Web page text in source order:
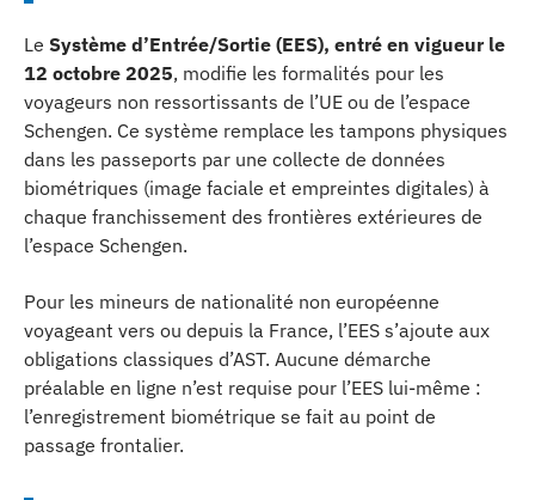
Le Système d’Entrée/Sortie (EES), entré en vigueur le
12 octobre 2025, modifie les formalités pour les
voyageurs non ressortissants de l’UE ou de l’espace
Schengen. Ce système remplace les tampons physiques
dans les passeports par une collecte de données
biométriques (image faciale et empreintes digitales) à
chaque franchissement des frontières extérieures de
l’espace Schengen.
Pour les mineurs de nationalité non européenne
voyageant vers ou depuis la France, l’EES s’ajoute aux
obligations classiques d’AST. Aucune démarche
préalable en ligne n’est requise pour l’EES lui-même :
l’enregistrement biométrique se fait au point de
passage frontalier.